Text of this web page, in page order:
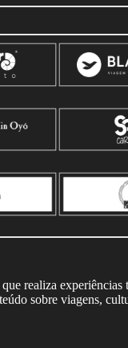
realiza experiências
sobre viagens,